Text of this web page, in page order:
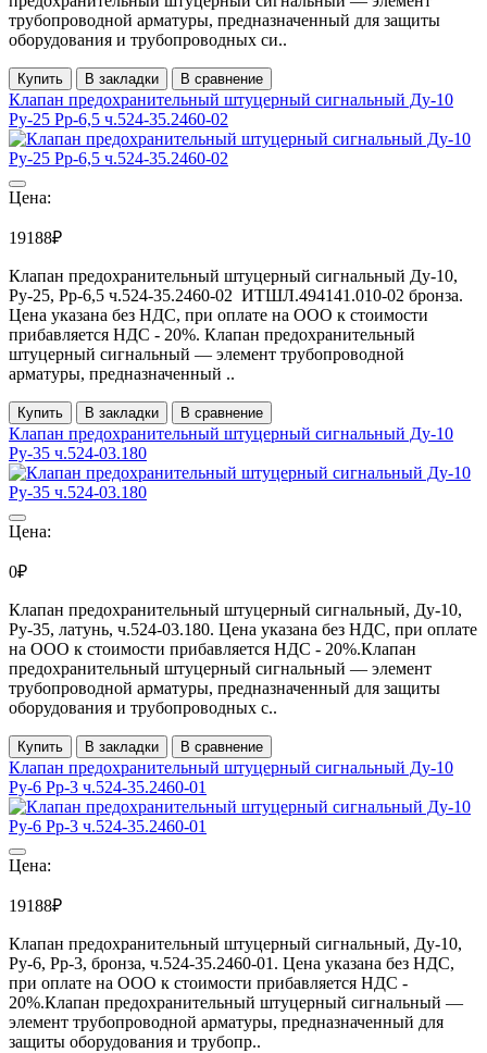
трубопроводной арматуры, предназначенный для защиты
оборудования и трубопроводных си..
Купить В закладки В сравнение
Клапан предохранительный штуцерный сигнальный Ду-10
Ру-25 Рр-6,5 ч.524-35.2460-02
Цена:
19188₽
Клапан предохранительный штуцерный сигнальный Ду-10,
Ру-25, Рр-6,5 ч.524-35.2460-02 ИТШЛ.494141.010-02 бронза.
Цена указана без НДС, при оплате на ООО к стоимости
прибавляется НДС - 20%. Клапан предохранительный
штуцерный сигнальный — элемент трубопроводной
арматуры, предназначенный ..
Купить В закладки В сравнение
Клапан предохранительный штуцерный сигнальный Ду-10
Ру-35 ч.524-03.180
Цена:
0₽
Клапан предохранительный штуцерный сигнальный, Ду-10,
Ру-35, латунь, ч.524-03.180. Цена указана без НДС, при оплате
на ООО к стоимости прибавляется НДС - 20%.Клапан
предохранительный штуцерный сигнальный — элемент
трубопроводной арматуры, предназначенный для защиты
оборудования и трубопроводных с..
Купить В закладки В сравнение
Клапан предохранительный штуцерный сигнальный Ду-10
Ру-6 Рр-3 ч.524-35.2460-01
Цена:
19188₽
Клапан предохранительный штуцерный сигнальный, Ду-10,
Ру-6, Рр-3, бронза, ч.524-35.2460-01. Цена указана без НДС,
при оплате на ООО к стоимости прибавляется НДС -
20%.Клапан предохранительный штуцерный сигнальный —
элемент трубопроводной арматуры, предназначенный для
защиты оборудования и трубопр..